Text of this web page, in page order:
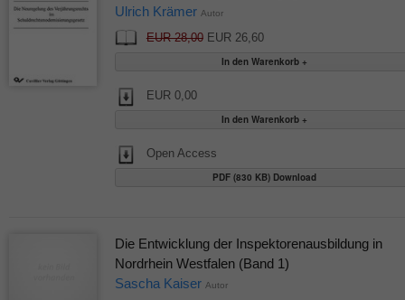
Ulrich Krämer Autor
EUR 28,00EUR 26,60
EUR 0,00
Open Access
PDF (830 KB) Download
Die Entwicklung der Inspektorenausbildung in
Nordrhein Westfalen (Band 1)
Sascha Kaiser Autor